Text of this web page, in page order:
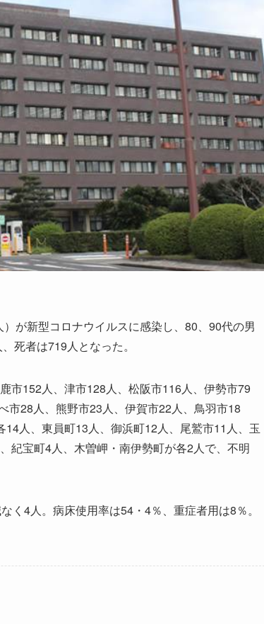
が新型コロナウイルスに感染し、80、90代の男
死者は719人となった。
市152人、津市128人、松阪市116人、伊勢市79
市28人、熊野市23人、伊賀市22人、鳥羽市18
人、東員町13人、御浜町12人、尾鷲市11人、玉
紀宝町4人、木曽岬・南伊勢町が各2人で、不明
4人。病床使用率は54・4％、重症者用は8％。